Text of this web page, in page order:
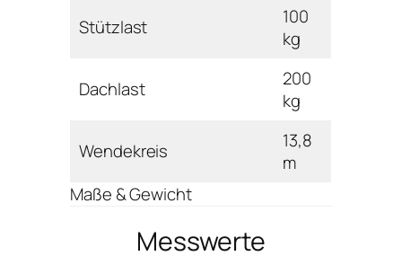
Stützlast
100
kg
Dachlast
200
kg
Wendekreis
13,8
m
Maße & Gewicht
Messwerte